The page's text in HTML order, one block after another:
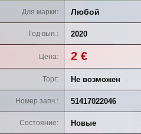
Для марки Любой
Год вып. 2020
Цена 2 €
Торг Не возможен
Номер запч. 51417022046
Состояние Новые